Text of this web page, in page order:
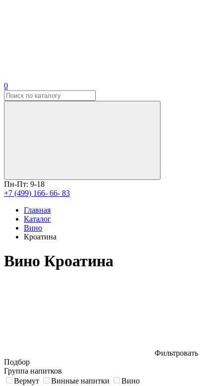
0
Пн-Пт: 9-18
+7 (499) 166- 66- 83
Главная
Каталог
Вино
Кроатина
Вино Кроатина
Фильтровать
Подбор
Группа напитков
Вермут
Винные напитки
Вино